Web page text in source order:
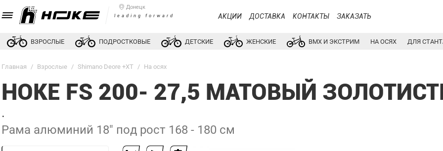
Донецк
leading forward АКЦИИ ДОСТАВКА КОНТАКТЫ ЗАКАЗАТЬ
ВЗРОСЛЫЕ ПОДРОСТКОВЫЕ ДЕТСКИЕ ЖЕНСКИЕ BMX И ЭКСТРИМ НА ОСЯХ ДЛЯ
Главная / Взрослые / Shimano Deore +XT / На осях
HOKE FS 200- 27,5 МАТОВЫЙ
.
Рама алюминий 18" под рост 168 - 180 см